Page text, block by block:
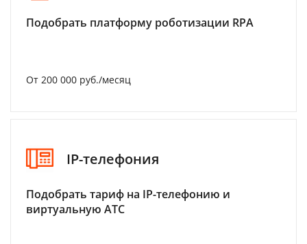
Подобрать платформу роботизации RPA
От 200 000 руб./месяц
IP-телефония
Подобрать тариф на IP-телефонию и
виртуальную АТС